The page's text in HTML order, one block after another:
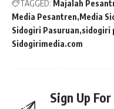
TAGGED: Majalah
Media Pesantren Media
Sidogiri Pasuruan sidogiri
Sidogirimedia.com
Sign Up